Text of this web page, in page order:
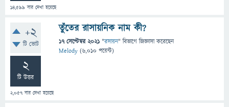
14,599 বার দেখা হয়েছে
+2
টি ভোট
2
টি উত্তর
2,057 বার দেখা হয়েছে
তুঁতের রাসায়নিক নাম কী?
17 সেপ্টেম্বর 2021 "রসায়ন" বিভাগে জিজ্ঞাসাকরেছেন
Melody (6,010 পয়েন্ট)